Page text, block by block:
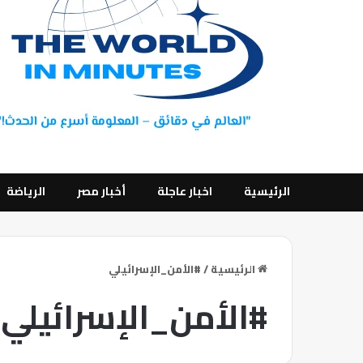
الرئيسية اخبار عاجلة أخبار مصر الرياضة
الرئيسية/#الأمن_الإسرائيلي
#الأمن_الإسرائيلي